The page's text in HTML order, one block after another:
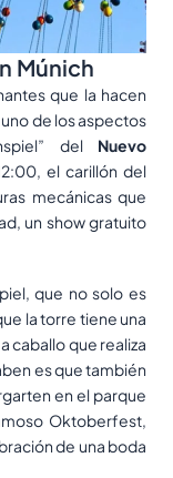
Múnich
que la hacen
uno de los aspectos
del Nuevo
el carillón del
mecánicas que
un show gratuito
que no solo es
la torre tiene una
caballo que realiza
es que también
en el parque
Oktoberfest,
de una boda